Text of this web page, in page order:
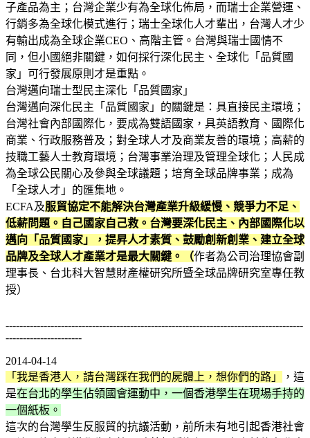
子產品為主；台灣企業少有為全球化佈局，而瑞士企業營運、
行銷多為全球化模式進行；瑞士全球化人才輩出，台灣人才少
有輸出成為全球企業CEO、高階主管。台灣與瑞士國情不
同，但小國絕非關鍵，如何採行深化民主、全球化「品質國
家」可行發展原則才是重點。
台灣邁向瑞士型民主深化「品質國家」
台灣邁向深化民主「品質國家」的關鍵是：具直接民主環境；
台灣社會內部國際化，要成為雙語國家，具英語教育、國際化
商業、行政服務普及；對全球人才及商業友善的環境；高薪的
技職工藝人士教育環境；台灣事業治理及管理全球化；人民成
為全球公民關心及參與全球議題；培育全球品牌事業；成為
「全球人才」的匯集地。
ECFA及服貿協定不能解決台灣產業升級緩慢、競爭力不足、
低薪問題。自己國家自己救。台灣要深化民主、內部國際化以
邁向「品質國家」，提昇人才素質、鼓勵創新創業、建立全球
品牌及全球人才產業才是最大關鍵。（作者為公司治理協會副
理事長、台北科大智慧財產權研究所暨全球品牌研究室專任教
授）
--------------------------------------------------------------------------------------
----------------------
2014-04-14
「我是香港人，請台灣踩在我們的屍體上，想你們的路」
，這
是在台北的學生佔領國會運動中，一個香港學生在現場手持的
一個紙板。
這次的台灣學生反服貿的抗議活動，前所未有地引起香港社會